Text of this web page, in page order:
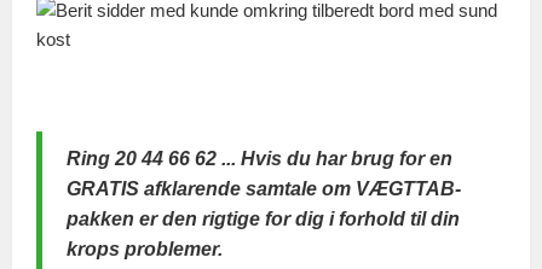
Ring 20 44 66 62 ... Hvis du har brug for en
GRATIS afklarende samtale om VÆGTTAB-
pakken er den rigtige for dig i forhold til din
krops problemer.